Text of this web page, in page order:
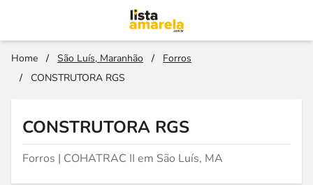
Home / São Luís, Maranhão /
Forros
/
CONSTRUTORA RGS
CONSTRUTORA RGS
Forros | COHATRAC II em São Luís, MA